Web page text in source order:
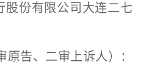
股份有限公司大连二七
告、二审上诉人）：